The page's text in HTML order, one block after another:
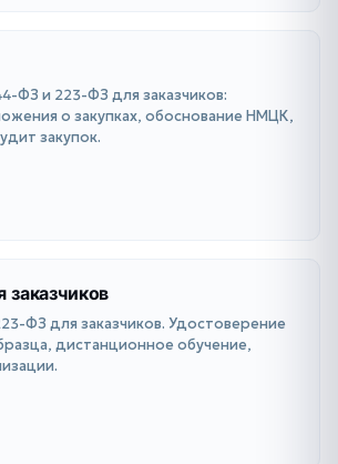
ФЗ и 223-ФЗ для заказчиков:
о закупках, обоснование НМЦК,
закупок.
ФЗ для заказчиков. Удостоверение
дистанционное обучение,